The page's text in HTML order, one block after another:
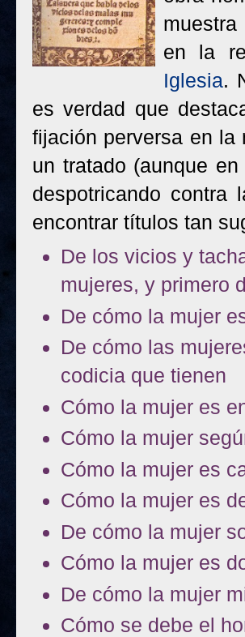
en la
Iglesia.
es verdad que
fijación perversa en la
un tratado (aunque
despotricando
encontrar títulos tan
De los vicios y
mujeres, y primero
De cómo la mujer
De cómo las
codicia que tienen
Cómo la mujer es
Cómo la mujer
Cómo la mujer es
Cómo la mujer es
De cómo la mujer
Cómo la mujer es
De cómo la mujer
Cómo se debe el